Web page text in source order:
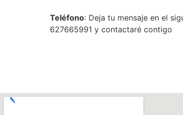
Teléfono: Deja tu mensaje en el
627665991 y contactaré contigo